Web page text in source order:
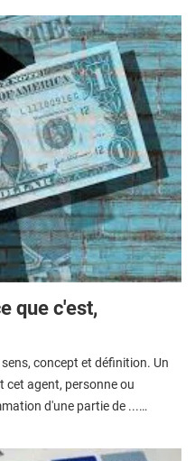
que c'est,
concept et définition. Un
cet agent, personne ou
d'une partie de ...…